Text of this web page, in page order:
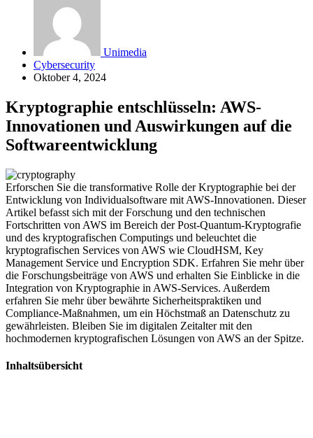
Unimedia
Cybersecurity
Oktober 4, 2024
Kryptographie entschlüsseln: AWS-
Innovationen und Auswirkungen auf die
Softwareentwicklung
Erforschen Sie die transformative Rolle der Kryptographie bei der
Entwicklung von Individualsoftware mit AWS-Innovationen. Dieser
Artikel befasst sich mit der Forschung und den technischen
Fortschritten von AWS im Bereich der Post-Quantum-Kryptografie
und des kryptografischen Computings und beleuchtet die
kryptografischen Services von AWS wie CloudHSM, Key
Management Service und Encryption SDK. Erfahren Sie mehr über
die Forschungsbeiträge von AWS und erhalten Sie Einblicke in die
Integration von Kryptographie in AWS-Services. Außerdem
erfahren Sie mehr über bewährte Sicherheitspraktiken und
Compliance-Maßnahmen, um ein Höchstmaß an Datenschutz zu
gewährleisten. Bleiben Sie im digitalen Zeitalter mit den
hochmodernen kryptografischen Lösungen von AWS an der Spitze.
Inhaltsübersicht